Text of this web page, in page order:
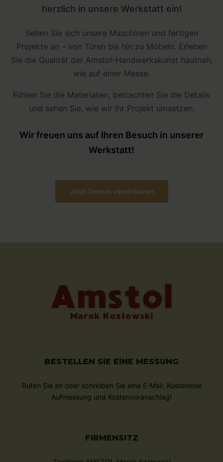
herzlich in unsere Werkstatt ein!
Sehen Sie sich unsere Maschinen und fertigen
Projekte an – von Türen bis hin zu Möbeln. Erleben
Sie die Qualität der Amstol-Handwerkskunst hautnah,
wie auf einer Messe.
Fühlen Sie die Materialien, betrachten Sie die Details
und sehen Sie, wie wir Ihr Projekt umsetzen.
Wir freuen uns auf Ihren Besuch in unserer
Werkstatt!
Jetzt Termin vereinbaren
BESTELLEN SIE EINE MESSUNG
Rufen Sie an oder schreiben Sie eine E-Mail. Kostenlose
Aufmessung und Kostenvoranschlag!
FIRMENSITZ